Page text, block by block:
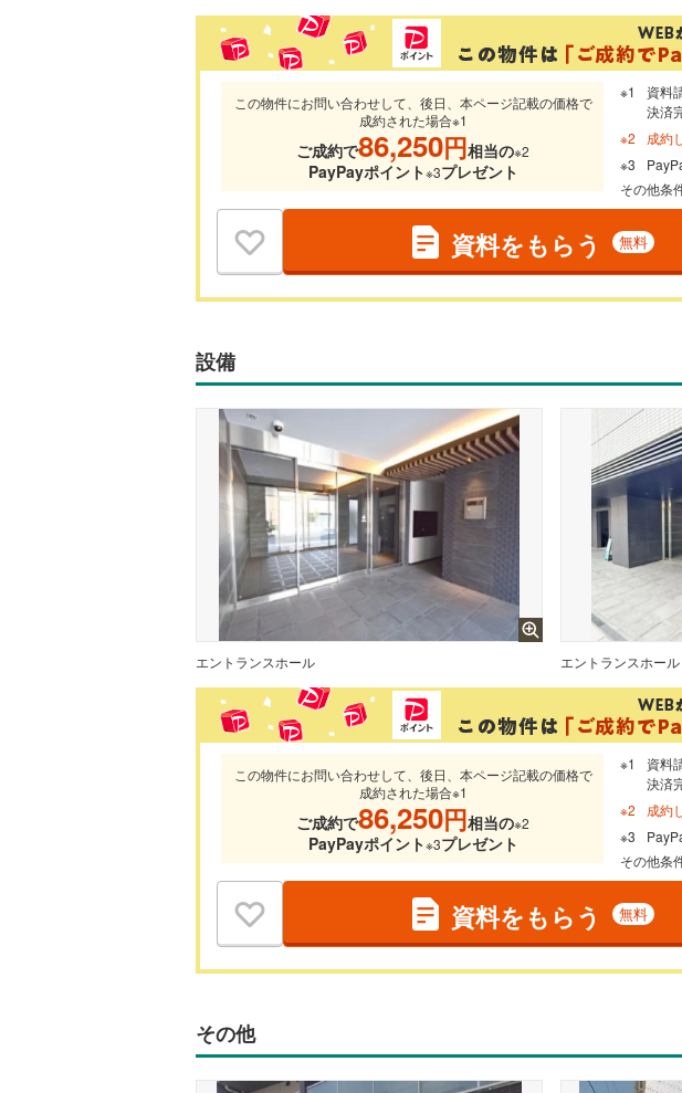
この物件にお問い合わせして、後日、本ページ記載の価格で
成約された場合※1
ご成約で86,250円相当の※2
PayPayポイント※3プレゼント
資料
決済
成約
その他条
資料をもらう 無料
設備
エントランスホール エントランスホール
この物件にお問い合わせして、後日、本ページ記載の価格で
成約された場合※1
ご成約で86,250円相当の※2
PayPayポイント※3プレゼント
資料
決済
成約
その他条
資料をもらう 無料
その他